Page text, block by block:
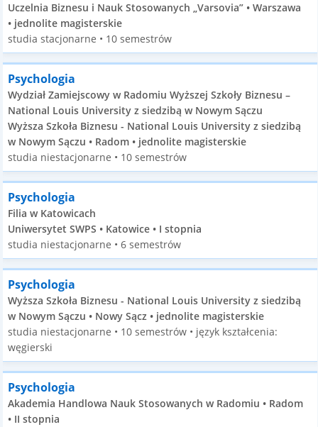
Uczelnia Biznesu i Nauk Stosowanych „Varsovia” • Warszawa
• jednolite magisterskie
studia stacjonarne • 10 semestrów
Psychologia
Wydział Zamiejscowy w Radomiu Wyższej Szkoły Biznesu –
National Louis University z siedzibą w Nowym Sączu
Wyższa Szkoła Biznesu - National Louis University z siedzibą
w Nowym Sączu • Radom • jednolite magisterskie
studia niestacjonarne • 10 semestrów
Psychologia
Filia w Katowicach
Uniwersytet SWPS • Katowice • I stopnia
studia niestacjonarne • 6 semestrów
Psychologia
Wyższa Szkoła Biznesu - National Louis University z siedzibą
w Nowym Sączu • Nowy Sącz • jednolite magisterskie
studia niestacjonarne • 10 semestrów • język kształcenia:
węgierski
Psychologia
Akademia Handlowa Nauk Stosowanych w Radomiu • Radom
• II stopnia